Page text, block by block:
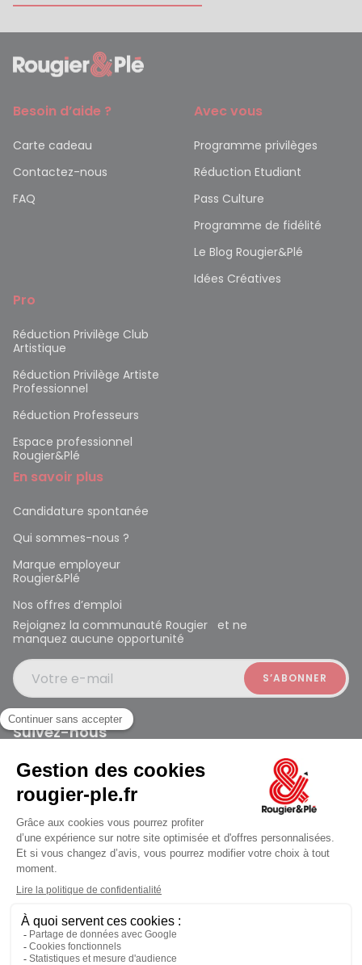
ouvert à 09:30
Besoin d’aide ?
Carte cadeau
Contactez-nous
FAQ
Avec vous
Programme privilèges
Réduction Etudiant
Pass Culture
Programme de fidélité
Le Blog Rougier&Plé
Idées Créatives
Pro
Réduction Privilège Club
Artistique
Réduction Privilège Artiste
Professionnel
Réduction Professeurs
Espace professionnel
Rougier&Plé
En savoir plus
Candidature spontanée
Qui sommes-nous ?
Marque employeur
Rougier&Plé
Nos offres d’emploi
Rejoignez la communauté Rougier et ne
manquez aucune opportunité
Votre e-mail
Suivez-nous
Rougier et Plé 2024 Copyright
Conditions générales des ventes
Données personnelles
Paiement sécurisé